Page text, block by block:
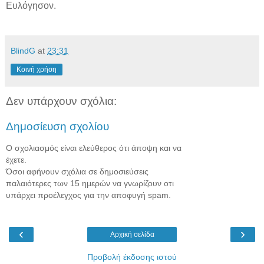
Ευλόγησον.
BlindG at 23:31
Κοινή χρήση
Δεν υπάρχουν σχόλια:
Δημοσίευση σχολίου
Ο σχολιασμός είναι ελεύθερος ότι άποψη και να
έχετε.
Όσοι αφήνουν σχόλια σε δημοσιεύσεις
παλαιότερες των 15 ημερών να γνωρίζουν οτι
υπάρχει προέλεγχος για την αποφυγή spam.
‹ ›
Αρχική σελίδα
Προβολή έκδοσης ιστού